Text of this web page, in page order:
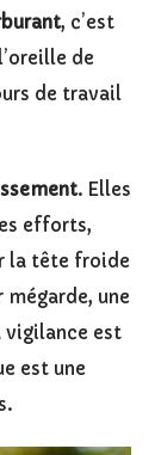
, c’est
de
de travail
. Elles
efforts,
la tête froide
mégarde, une
vigilance est
est une